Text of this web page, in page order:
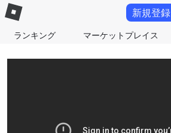
ランキング マーケットプレイス
新規登録